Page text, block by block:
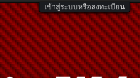
เข้าสู่ระบบหรือลงทะเบียน